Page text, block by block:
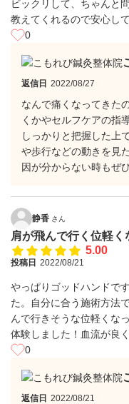
ビックリして、ちゃんと
教えてくれるので安心し
0
返信日 2022/08/27
なんで痛くなってきた
くかやセルフケアの指
しっかりと把握した上
や歩行などの動きを見
因が分からない時もぜ
静香 さん
肩が飛んで行く位軽く
5.00
投稿日 2022/08/21
やっぱりゴッドハンドで
た。自分に合う施術方法
んで行きそうな位軽くな
体験しました！血流が良
0
返信日 2022/08/21